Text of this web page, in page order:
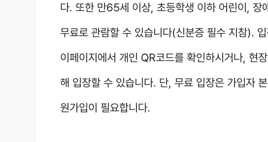
다. 또한 만65세 이상, 초등학생 이하 어린이, 장
무료로 관람할 수 있습니다(신분증 필수 지참).
이페이지에서 개인 QR코드를 확인하시거나, 현
해 입장할 수 있습니다. 단, 무료 입장은 가입자
원가입이 필요합니다.